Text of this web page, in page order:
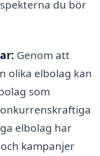
du bör
Genom att
olika elbolag kan
som
elbolag har
kampanjer